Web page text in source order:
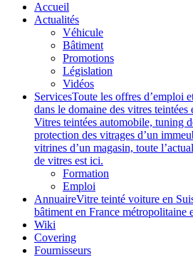
Accueil
Actualités
Véhicule
Bâtiment
Promotions
Législation
Vidéos
ServicesToute les offres d’emploi
dans le domaine des vitres
Vitres teintées automobile, tuning
protection des vitrages d’un
vitrines d’un magasin, toute
de vitres est ici.
Formation
Emploi
AnnuaireVitre teinté voiture en
bâtiment en France
Wiki
Covering
Fournisseurs